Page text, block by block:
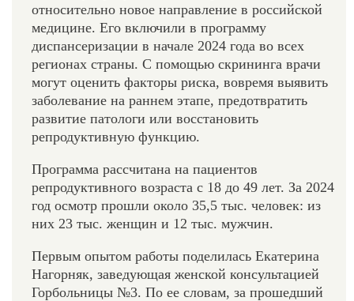
относительно новое направление в российской
медицине. Его включили в программу
диспансеризации в начале 2024 года во всех
регионах страны. С помощью скрининга врачи
могут оценить факторы риска, вовремя выявить
заболевание на раннем этапе, предотвратить
развитие патологи или восстановить
репродуктивную функцию.
Программа рассчитана на пациентов
репродуктивного возраста с 18 до 49 лет. За 2024
год осмотр прошли около 35,5 тыс. человек: из
них 23 тыс. женщин и 12 тыс. мужчин.
Первым опытом работы поделилась Екатерина
Нагорняк, заведующая женской консультацией
Горбольницы №3. По ее словам, за прошедший